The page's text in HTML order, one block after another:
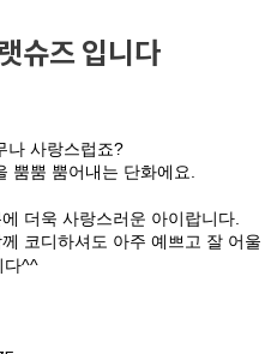
슈즈 입니다
나 사랑스럽죠?
뿜뿜 뿜어내는 단화에요.
더욱 사랑스러운 아이랍니다.
코디하셔도 아주 예쁘고 잘 어울
다^^